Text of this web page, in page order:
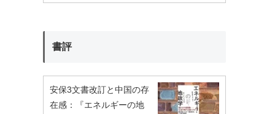
書評
安保3文書改訂と中国の存
在感：『エネルギーの地